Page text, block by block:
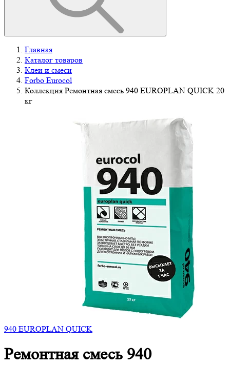
Главная
Каталог товаров
Клеи и смеси
Forbo Eurocol
Коллекция Ремонтная смесь 940 EUROPLAN QUICK 20
кг
940 EUROPLAN QUICK
Ремонтная смесь 940